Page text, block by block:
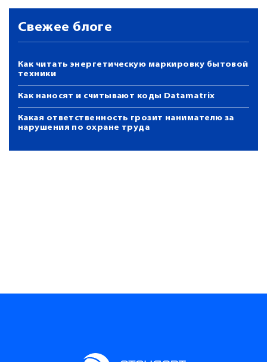
Свежее блоге
Как читать энергетическую маркировку бытовой
техники
Как наносят и считывают коды Datamatrix
Какая ответственность грозит нанимателю за
нарушения по охране труда